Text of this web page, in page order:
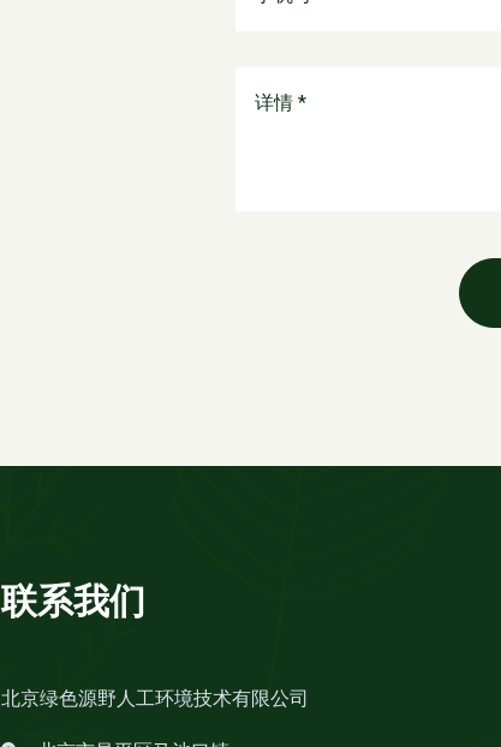
联系我们
北京绿色源野人工环境技术有限公司